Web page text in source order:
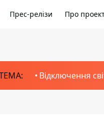
Прес-релізи Про
Відключення